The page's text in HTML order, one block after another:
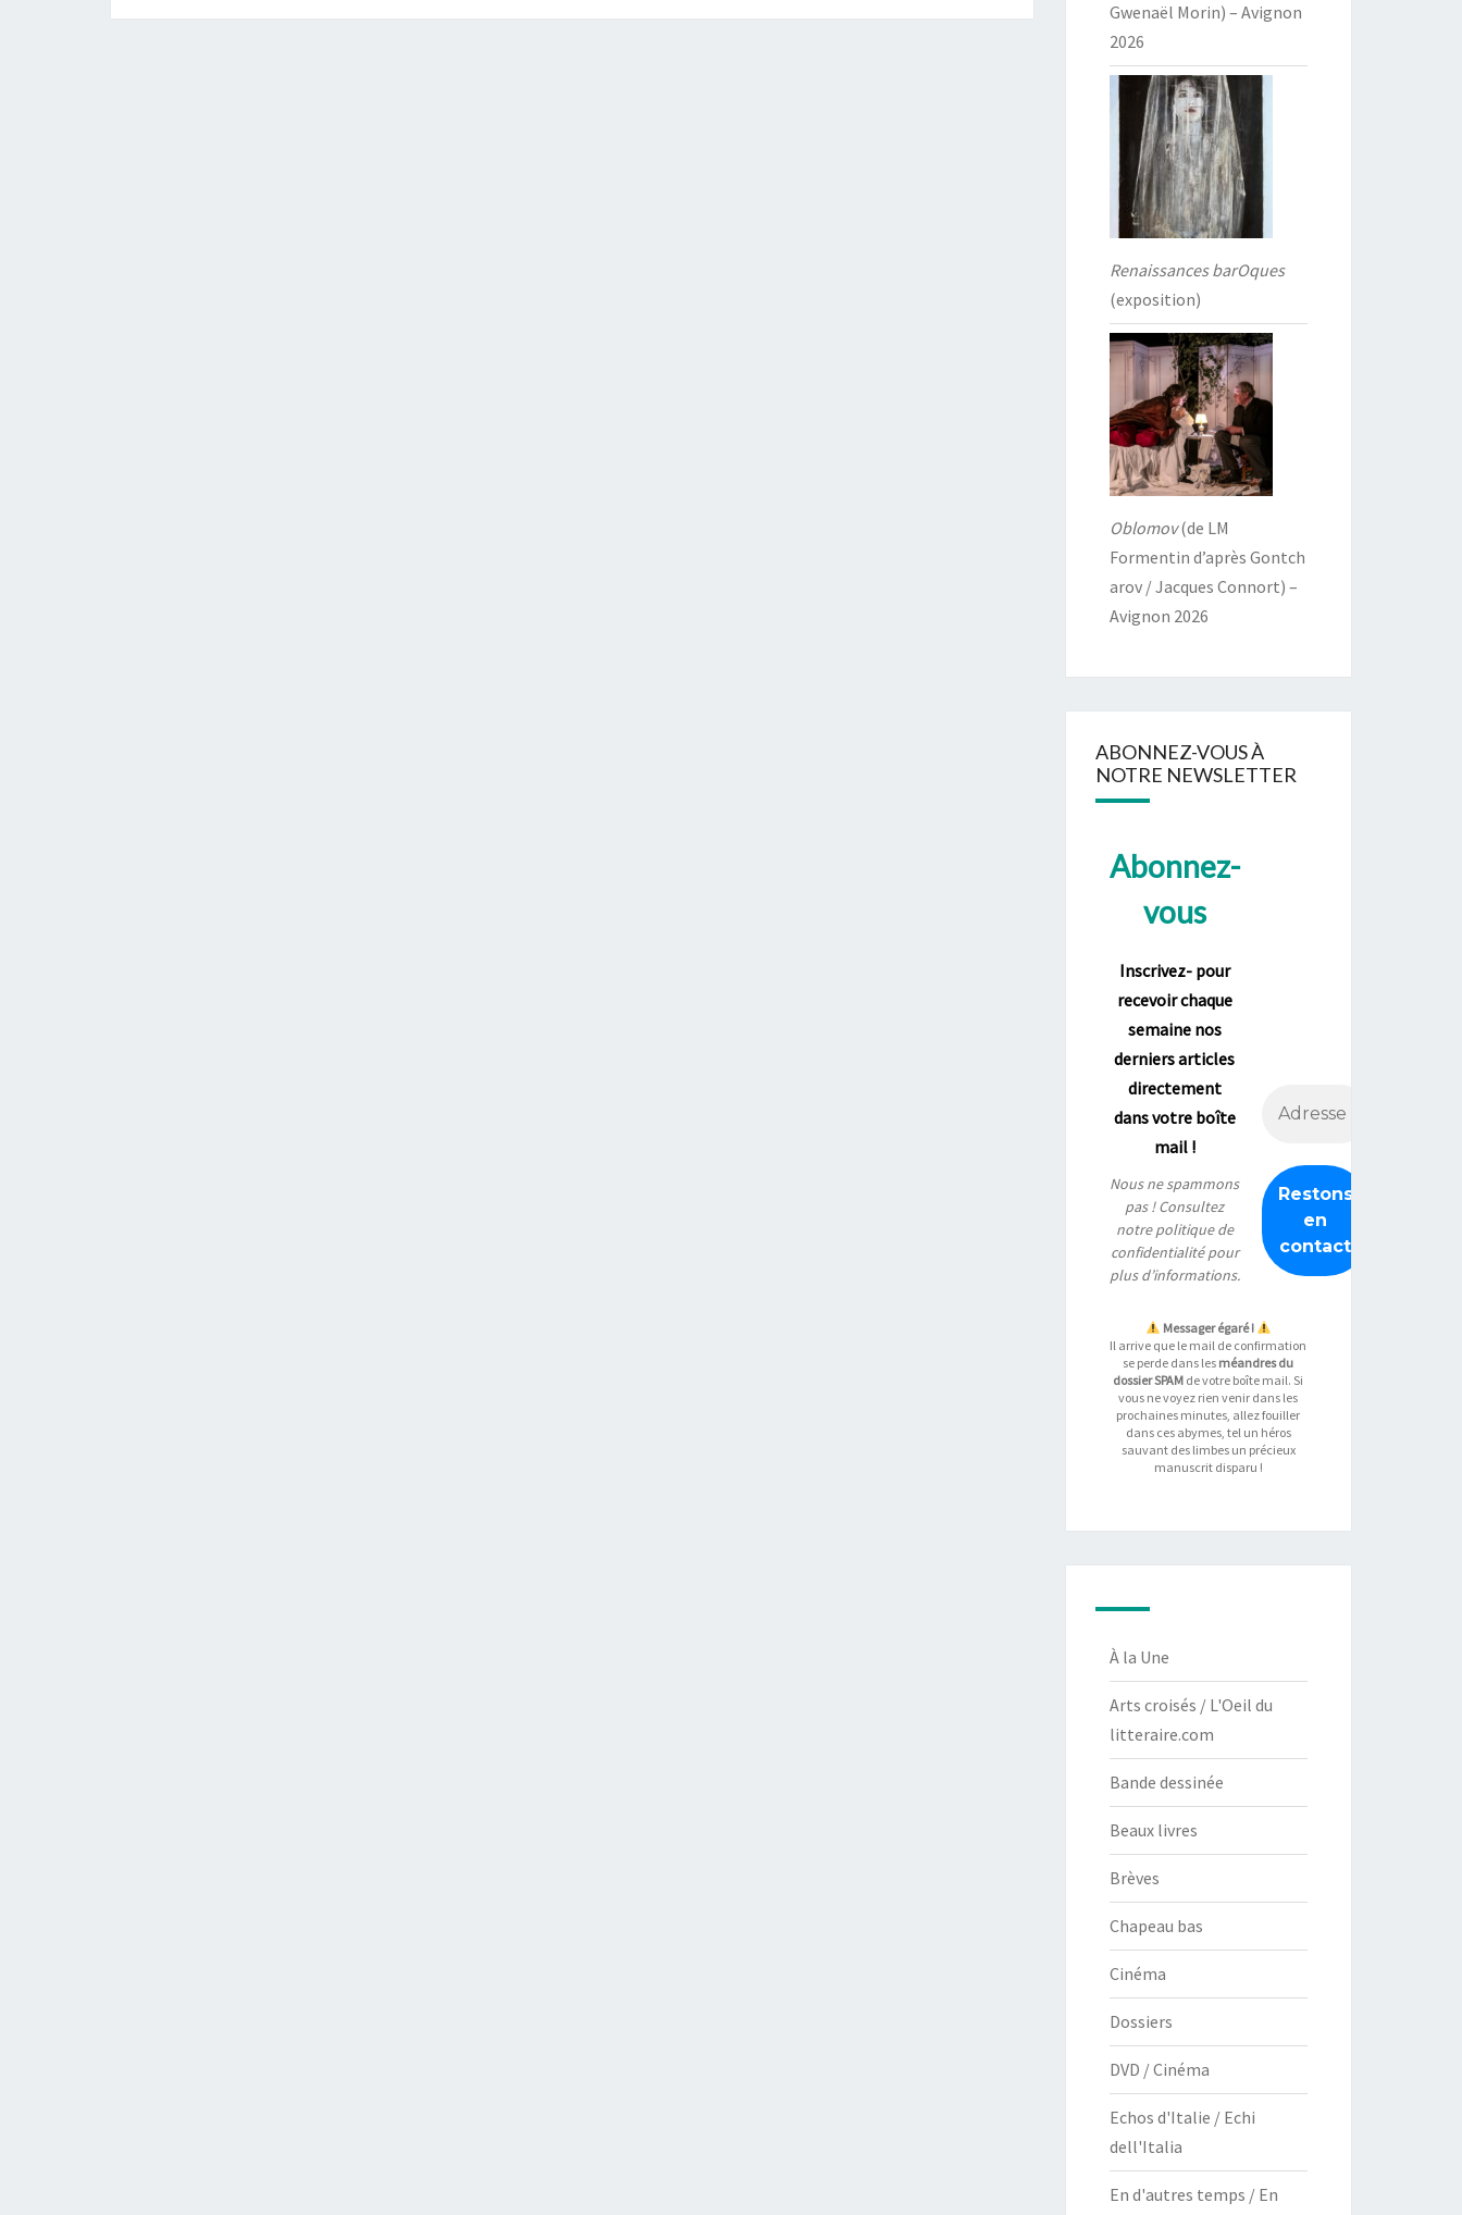
Gwenaël Morin) – Avignon
2026
Renaissances barOques
(exposition)
Oblomov(de LM
Formentin d’après Gontch
arov / Jacques Connort) –
Avignon 2026
ABONNEZ-VOUS À
NOTRE NEWSLETTER
Abonnez-
vous
Inscrivez- pour
recevoir chaque
semaine nos
derniers articles
directement
dans votre boîte
mail !
Nous ne spammons
pas ! Consultez
notrepolitique de
confidentialitépour
plus d’informations.
Messager égaré !
Il arrive que le mail de confirmation
se perde dans les méandres du
dossier SPAM de votre boîte mail. Si
vous ne voyez rien venir dans les
prochaines minutes, allez fouiller
dans ces abymes, tel un héros
sauvant des limbes un précieux
manuscrit disparu !
À la Une
Arts croisés / L'Oeil du
litteraire.com
Bande dessinée
Beaux livres
Brèves
Chapeau bas
Cinéma
Dossiers
DVD / Cinéma
Echos d'Italie / Echi
dell'Italia
En d'autres temps / En